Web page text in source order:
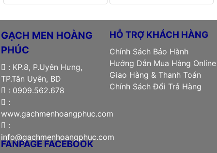
GẠCH MEN HOÀNG
PHÚC
: KP.8, P.Uyên Hưng,
TP.Tân Uyên, BD
: 0909.562.678
:
www.gachmenhoangphuc.com
:
info@gachmenhoangphuc.com
HỖ TRỢ KHÁCH HÀNG
Chính Sách Bảo Hành
Hướng Dẫn Mua Hàng Online
Giao Hàng & Thanh Toán
Chính Sách Đổi Trả Hàng
FANPAGE FACEBOOK